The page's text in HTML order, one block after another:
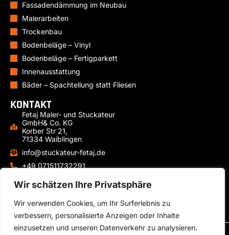
Wir schätzen Ihre Privatsphäre
Wir verwenden Cookies, um Ihr Surferlebnis zu
verbessern, personalisierte Anzeigen oder Inhalte
einzusetzen und unseren Datenverkehr zu analysieren.
Fassadendämmung im Neubau
Malerarbeiten
Trockenbau
Bodenbeläge – Vinyl
Bodenbeläge – Fertigparkett
Innenausstattung
Bäder – Spachtellung statt Fliesen
KONTAKT
Fetaj Maler- und Stuckateur
GmbH& Co. KG
Korber Str 21,
71334 Waiblingen
info@stuckateur-fetaj.de
+49 071511732291
+49 15771491238